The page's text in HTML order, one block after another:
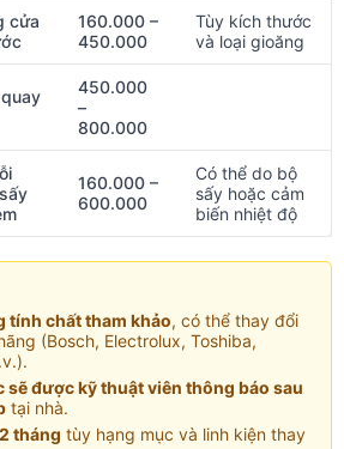
cửa
160.000 –
450.000
Tùy kích thước
và loại gioăng
450.000
–
800.000
160.000 –
600.000
Có thể do bộ
sấy hoặc cảm
biến nhiệt độ
tính chất tham khảo, có thể thay đổi
(Bosch, Electrolux, Toshiba,
sẽ được kỹ thuật viên thông báo sau
tại nhà.
tháng tùy hạng mục và linh kiện thay